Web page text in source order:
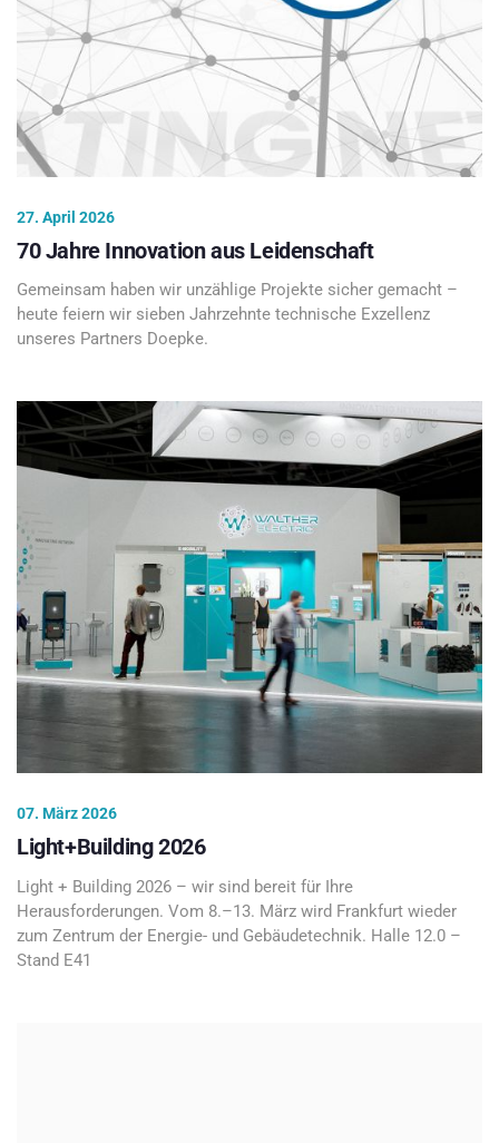
27. April 2026
70 Jahre Innovation aus Leidenschaft
Gemeinsam haben wir unzählige Projekte sicher gemacht –
heute feiern wir sieben Jahrzehnte technische Exzellenz
unseres Partners Doepke.
07. März 2026
Light+Building 2026
Light + Building 2026 – wir sind bereit für Ihre
Herausforderungen. Vom 8.–13. März wird Frankfurt wieder
zum Zentrum der Energie- und Gebäudetechnik. Halle 12.0 –
Stand E41